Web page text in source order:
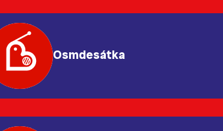
Osmdesátka